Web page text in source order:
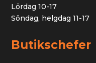
Lördag 10-17
Söndag, helgdag 11-17
Butikschefer